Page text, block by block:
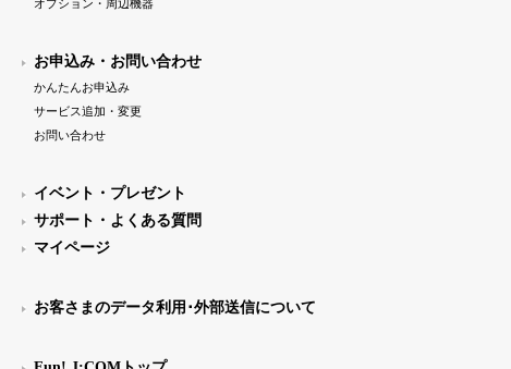
オプション・周辺機器
お申込み・お問い合わせ
かんたんお申込み
サービス追加・変更
お問い合わせ
イベント・プレゼント
サポート・よくある質問
マイページ
お客さまのデータ利用･外部送信について